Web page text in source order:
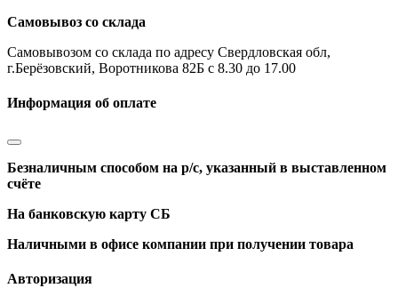
Самовывоз со склада
Самовывозом со склада по адресу Свердловская обл,
г.Берёзовский, Воротникова 82Б с 8.30 до 17.00
Информация об оплате
Безналичным способом на р/с, указанный в выставленном
счёте
На банковскую карту СБ
Наличными в офисе компании при получении товара
Авторизация